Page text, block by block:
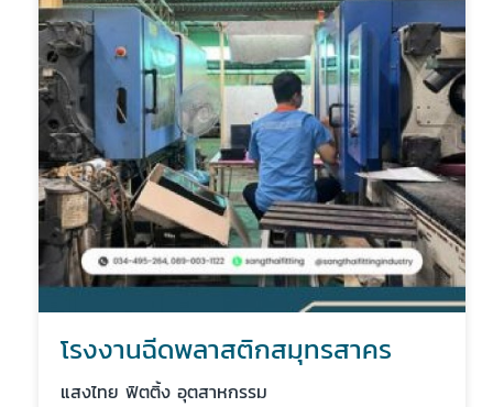
โรงงานฉีดพลาสติกสมุทรสาคร
แสงไทย ฟิตติ้ง อุตสาหกรรม